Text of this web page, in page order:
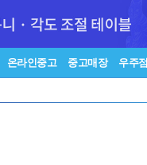
온라인중고 중고매장 우주점